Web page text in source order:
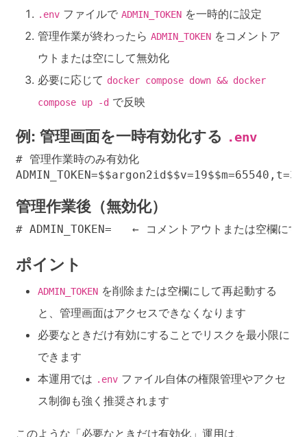
.env ファイルでADMIN_TOKEN を一時的に設定
管理作業が終わったらADMIN_TOKEN をコメントア
ウトまたは空にして無効化
必要に応じて docker compose down && docker
compose up -d で反映
例: 管理画面を一時有効化する .env
# 管理作業時のみ有効化
管理作業後（無効化）
# ADMIN_TOKEN=   ← コメントアウトまたは空欄にす
ポイント
ADMIN_TOKEN を削除または空欄にして再起動する
と、管理画面はアクセスできなくなります
必要なときだけ有効にすることでリスクを最小限に
できます
本運用では .env ファイル自体の権限管理やアクセ
ス制御も強く推奨されます
このような「必要なときだけ有効化」運用は、